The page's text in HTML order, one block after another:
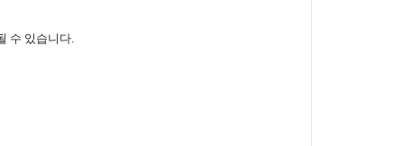
수 있습니다.